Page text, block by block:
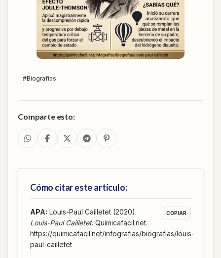
#Biografias
Comparte esto:
Cómo citar este artículo:
APA: Louis-Paul Cailletet (2020).
Louis-Paul Cailletet. Quimicafacil.net.
https://quimicafacil.net/infografias/biografias/louis-
paul-cailletet
COPIAR